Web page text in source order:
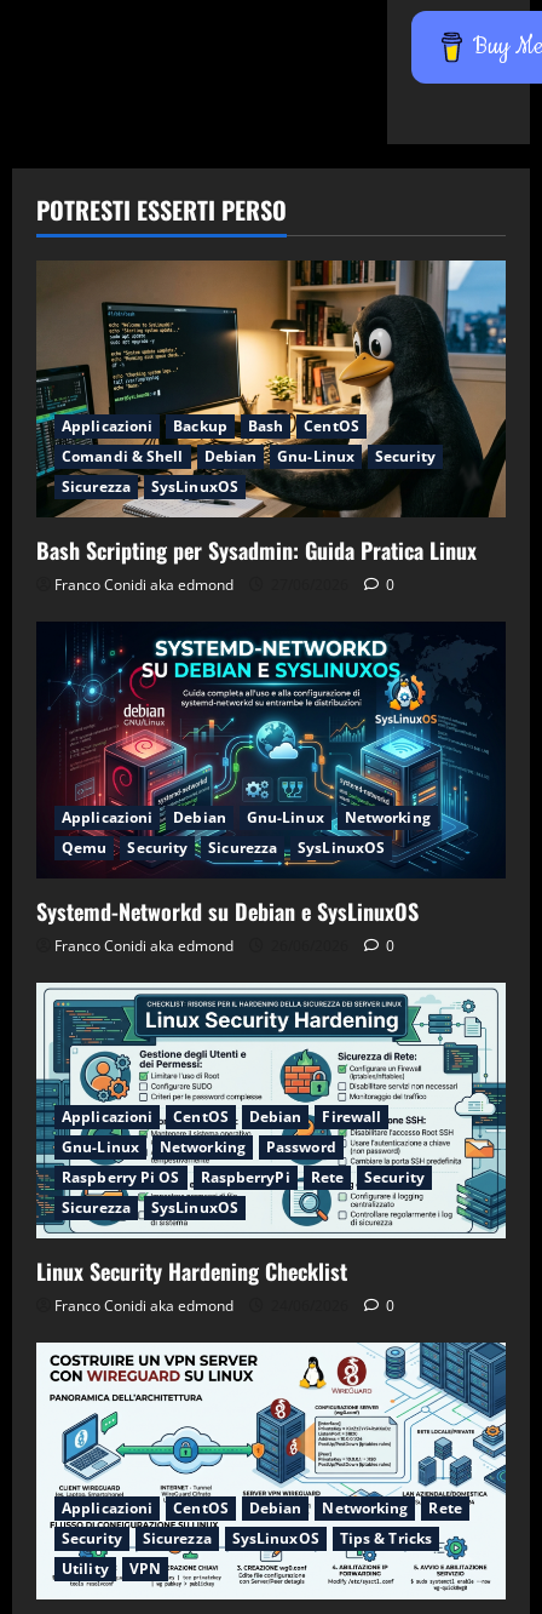
Buy
POTRESTI ESSERTI PERSO
Applicazioni Backup Bash
CentOS
Comandi & Shell
Debian Gnu-Linux
Security
Sicurezza
SysLinuxOS
Bash Scripting per Sysadmin: Guida Pratica Linux
Franco Conidi aka edmond 0
Applicazioni Debian Gnu-Linux
Networking
Qemu
Security Sicurezza SysLinuxOS
Systemd-Networkd su Debian e SysLinuxOS
Franco Conidi aka edmond 0
Applicazioni CentOS Debian
Firewall
Gnu-Linux
Networking
Password
Raspberry Pi OS
RaspberryPi Rete
Security
Sicurezza
SysLinuxOS
Linux Security Hardening Checklist
Franco Conidi aka edmond 0
Applicazioni CentOS Debian Networking
Rete
Security
Sicurezza SysLinuxOS
Tips & Tricks
Utility
VPN